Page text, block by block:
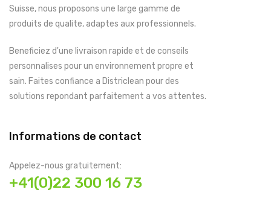
Suisse, nous proposons une large gamme de
produits de qualite, adaptes aux professionnels.
Beneficiez d'une livraison rapide et de conseils
personnalises pour un environnement propre et
sain. Faites confiance a Districlean pour des
solutions repondant parfaitement a vos attentes.
Informations de contact
Appelez-nous gratuitement:
+41(0)22 300 16 73